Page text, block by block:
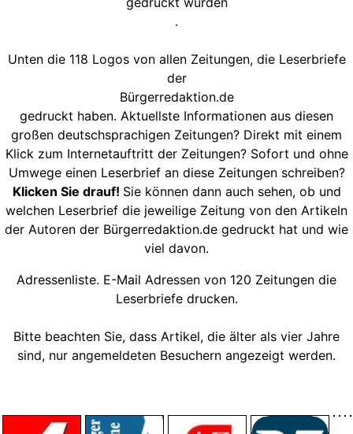
.
Unten die 118 Logos von allen Zeitungen, die Leserbriefe
der
Bürgerredaktion.de
gedruckt haben. Aktuellste Informationen aus diesen
großen deutschsprachigen Zeitungen? Direkt mit einem
Klick zum Internetauftritt der Zeitungen? Sofort und ohne
Umwege einen Leserbrief an diese Zeitungen schreiben?
Klicken Sie drauf! Sie können dann auch sehen, ob und
welchen Leserbrief die jeweilige Zeitung von den Artikeln
der Autoren der Bürgerredaktion.de gedruckt hat und wie
viel davon.
Adressenliste. E-Mail Adressen von 120 Zeitungen die
Leserbriefe drucken.
Bitte beachten Sie, dass Artikel, die älter als vier Jahre
sind, nur angemeldeten Besuchern angezeigt werden.